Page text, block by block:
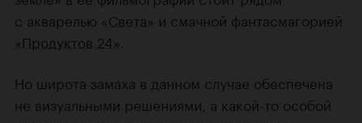
с акварелью «Света» и смачной фантасмагорией
«Продуктов 24»
Но широта замаха в данном случае обеспечена
не визуальными решениями, а какой-то особой